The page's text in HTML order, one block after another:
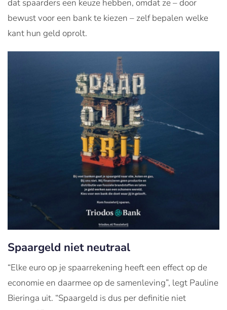
dat spaarders een keuze hebben, omdat ze – door
bewust voor een bank te kiezen – zelf bepalen welke
kant hun geld oprolt.
Spaargeld niet neutraal
“Elke euro op je spaarrekening heeft een effect op de
economie en daarmee op de samenleving”, legt Pauline
Bieringa uit. “Spaargeld is dus per definitie niet